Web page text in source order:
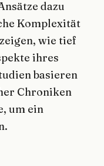
dazu
Komplexität
wie tief
ihres
basieren
Chroniken
um ein